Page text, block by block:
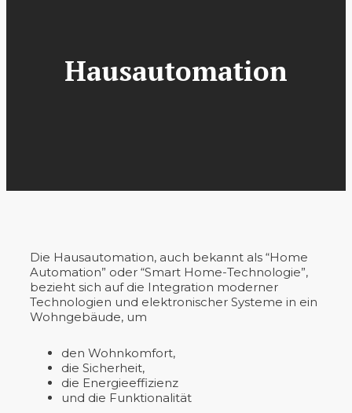
Hausautomation
Die Hausautomation, auch bekannt als “Home
Automation” oder “Smart Home-Technologie”,
bezieht sich auf die Integration moderner
Technologien und elektronischer Systeme in ein
Wohngebäude, um
den Wohnkomfort,
die Sicherheit,
die Energieeffizienz
und die Funktionalität